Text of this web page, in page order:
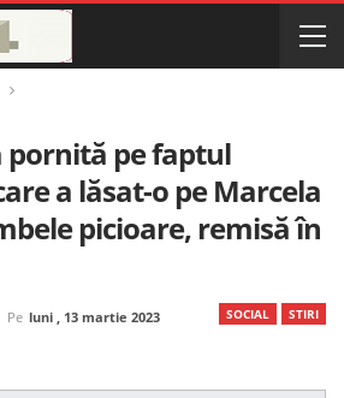
pornită pe faptul
a lăsat-o pe Marcela
picioare, remisă în
SOCIAL STIRI
Pe luni , 13 martie 2023